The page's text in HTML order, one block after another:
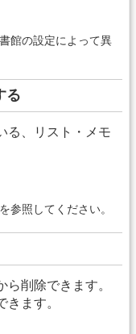
館の設定によって異
る
る、リスト・メモ
を参照してください。
削除できます。
ます。